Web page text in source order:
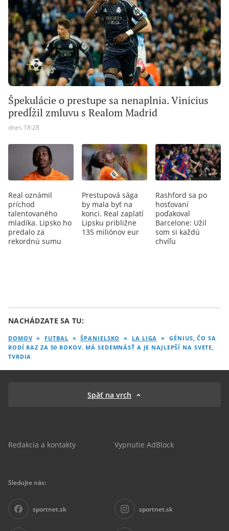
Špekulácie o prestupe sa nenaplnia. Vinicius
predĺžil zmluvu s Realom Madrid
dnes 18:28
Real oznámil
príchod
talentovaného
mladíka. Lipsko ho
predalo za
rekordnú sumu
Prestupová sága
by mala byť na
konci. Real zaplatí
Lipsku približne
135 miliónov eur
Rashford sa po
hosťovaní
poďakoval
Barcelone: Užil
som si každú
chvíľu
NACHÁDZATE SA TU:
DOMOV » FUTBAL » ŠPANIELSKO » LA LIGA »
GÉNIUS, ČO SA
RODÍ RAZ ZA 50 ROKOV. MÁ SEDEMNÁSŤ A JE NAJLEPŠÍ NA SVETE,
TVRDIA
Späť na vrch
Redakcia a kontakty Vypnutie AdBlock
Sledujte nás:
sportnet.sk sportnet.sk